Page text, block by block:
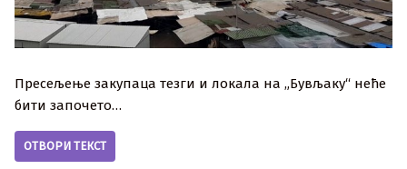
Пресељење закупаца тезги и локала на „Бувљаку“ неће
бити започето…
ОТВОРИ ТЕКСТ